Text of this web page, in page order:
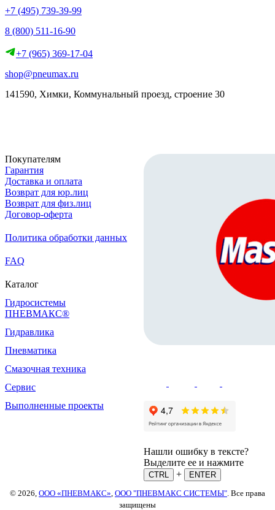
+7 (495) 739-39-99
8 (800) 511-16-90
+7 (965) 369-17-04
shop@pneumax.ru
141590, Химки, Коммунальный проезд, строение 30
Покупателям
Гарантия
Доставка и оплата
Возврат для юр.лиц
Возврат для физ.лиц
Договор-оферта
Политика обработки данных
FAQ
Каталог
Гидросистемы
ПНЕВМАКС®
Гидравлика
Пневматика
Смазочная техника
Сервис
Выполненные проекты
Нашли ошибку в тексте?
Выделите ее и нажмите
CTRL +
ENTER
© 2026, ООО «ПНЕВМАКС» ООО "ПНЕВМАКС СИСТЕМЫ" . Все права
защищены